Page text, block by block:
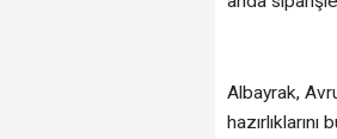
Albayrak,